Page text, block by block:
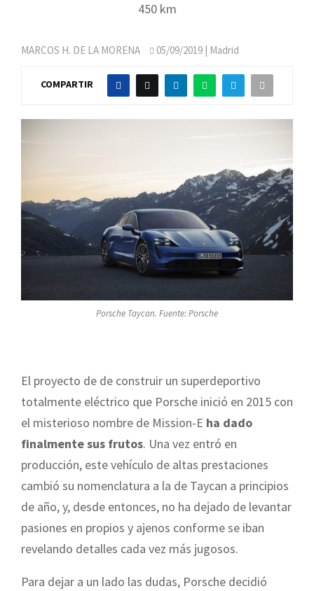
450 km
MARCOS H. DE LA MORENA 05/09/2019 | Madrid
COMPARTIR
Porsche Taycan. Fuente: Porsche
El proyecto de de construir un superdeportivo
totalmente eléctrico que Porsche inició en 2015 con
el misterioso nombre de Mission-E ha dado
finalmente sus frutos. Una vez entró en
producción, este vehículo de altas prestaciones
cambió su nomenclatura a la de Taycan a principios
de año, y, desde entonces, no ha dejado de levantar
pasiones en propios y ajenos conforme se iban
revelando detalles cada vez más jugosos.
Para dejar a un lado las dudas, Porsche decidió